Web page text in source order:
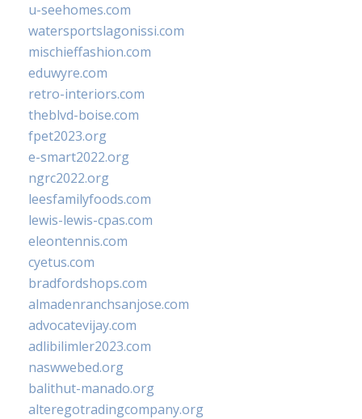
u-seehomes.com
watersportslagonissi.com
mischieffashion.com
eduwyre.com
retro-interiors.com
theblvd-boise.com
fpet2023.org
e-smart2022.org
ngrc2022.org
leesfamilyfoods.com
lewis-lewis-cpas.com
eleontennis.com
cyetus.com
bradfordshops.com
almadenranchsanjose.com
advocatevijay.com
adlibilimler2023.com
naswwebed.org
balithut-manado.org
alteregotradingcompany.org